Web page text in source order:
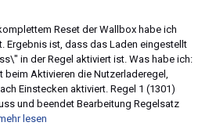
Reset der Wallbox habe ich
Ergebnis ist, dass das Laden eingestellt
in der Regel aktiviert ist. Was habe ich:
beim Aktivieren die Nutzerladeregel,
Einstecken aktiviert. Regel 1 (1301)
und beendet Bearbeitung Regelsatz
lesen